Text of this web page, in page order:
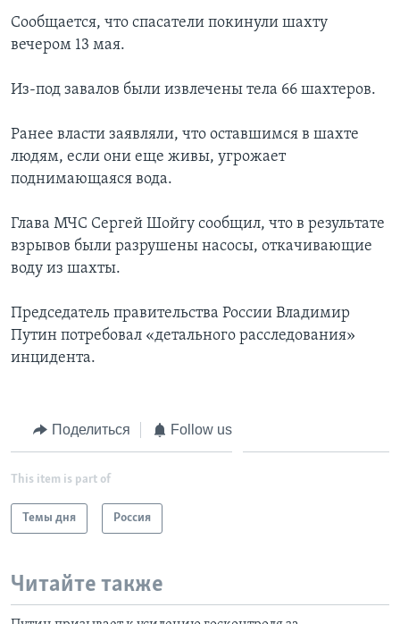
Сообщается, что спасатели покинули шахту
вечером 13 мая.
Из-под завалов были извлечены тела 66 шахтеров.
Ранее власти заявляли, что оставшимся в шахте
людям, если они еще живы, угрожает
поднимающаяся вода.
Глава МЧС Сергей Шойгу сообщил, что в результате
взрывов были разрушены насосы, откачивающие
воду из шахты.
Председатель правительства России Владимир
Путин потребовал «детального расследования»
инцидента.
Поделиться Follow us
This item is part of
Темы дня Россия
Читайте также